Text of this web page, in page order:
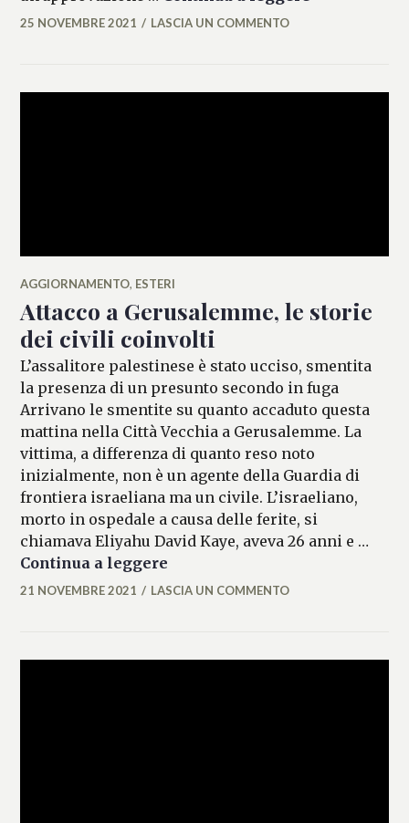
ALESSIA
25 NOVEMBRE 2021 LASCIA UN COMMENTO
AGGIORNAMENTO, ESTERI
Attacco a Gerusalemme, le storie
dei civili coinvolti
L’assalitore palestinese è stato ucciso, smentita
la presenza di un presunto secondo in fuga
Arrivano le smentite su quanto accaduto questa
mattina nella Città Vecchia a Gerusalemme. La
vittima, a differenza di quanto reso noto
inizialmente, non è un agente della Guardia di
frontiera israeliana ma un civile. L’israeliano,
morto in ospedale a causa delle ferite, si
chiamava Eliyahu David Kaye, aveva 26 anni e …
Continua a leggere
ALESSIA
21 NOVEMBRE 2021 LASCIA UN COMMENTO